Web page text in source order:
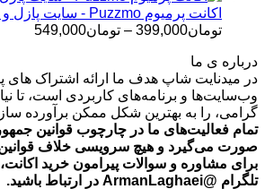
اکانت پرمیوم Puzzmo - سایت پازل و بازی های فکری
تومان399,000
– تومان549,000
تا
تومان549,000
درباره ی ما
در میدنایت شاپ هدف ما ارائه اشتراک های
وب‌سایت‌ها و برنامه‌های کاربردی است، تا
گرامی، را به بهترین شکل ممکن برآورده
تمام فعالیت‌های ما در چارچوب قوانین
صورت می‌گیرد و هیچ سرویسی خلاف
برای مشاوره و سوالات پیرامون خرید اکانت،
تلگرام @ArmanLaghaei در ارتباط باشید.